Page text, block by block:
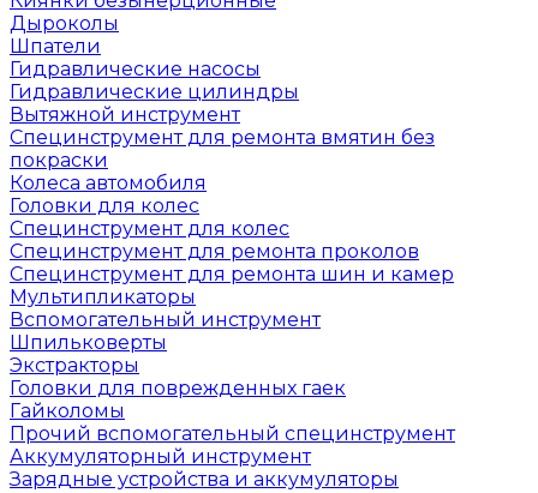
Дыроколы
Шпатели
Гидравлические насосы
Гидравлические цилиндры
Вытяжной инструмент
Специнструмент для ремонта вмятин без
покраски
Колеса автомобиля
Головки для колес
Специнструмент для колес
Специнструмент для ремонта проколов
Специнструмент для ремонта шин и камер
Мультипликаторы
Вспомогательный инструмент
Шпильковерты
Экстракторы
Головки для поврежденных гаек
Гайколомы
Прочий вспомогательный специнструмент
Аккумуляторный инструмент
Зарядные устройства и аккумуляторы